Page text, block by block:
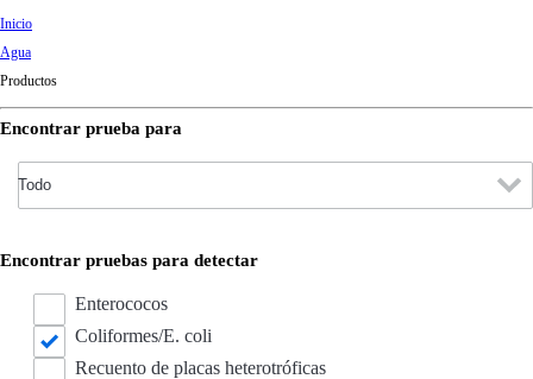
do
m
Inicio
Agua
Productos
Encontrar prueba para
Encontrar pruebas para detectar
Enterococos
Coliformes/E. coli
Recuento de placas heterotróficas